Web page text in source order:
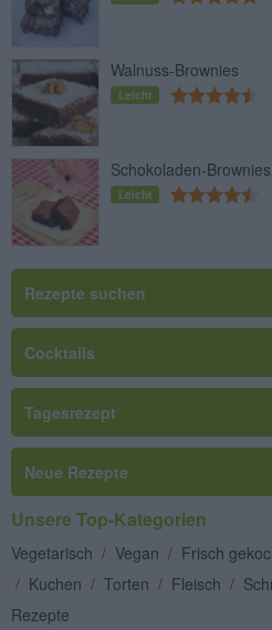
Walnuss-Brownies
Leicht
Schokoladen-
Leicht
Rezepte suchen
Cocktails
Tagesrezept
Neue Rezepte
Unsere Top-Kategorien
Vegetarisch / Vegan / Frisch
/ Kuchen / Torten / Fleisch /
Rezepte